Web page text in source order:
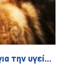
Τα οφέλη των κατοικίδιων ζώων για την υγεία και τη διάθεση